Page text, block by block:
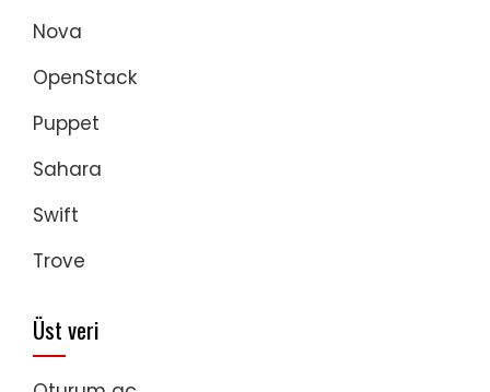
Nova
OpenStack
Puppet
Sahara
Swift
Trove
Üst veri